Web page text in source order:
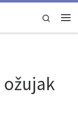
Search
ožujak